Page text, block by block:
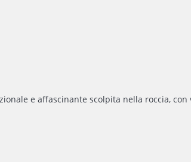
e affascinante scolpita nella roccia,